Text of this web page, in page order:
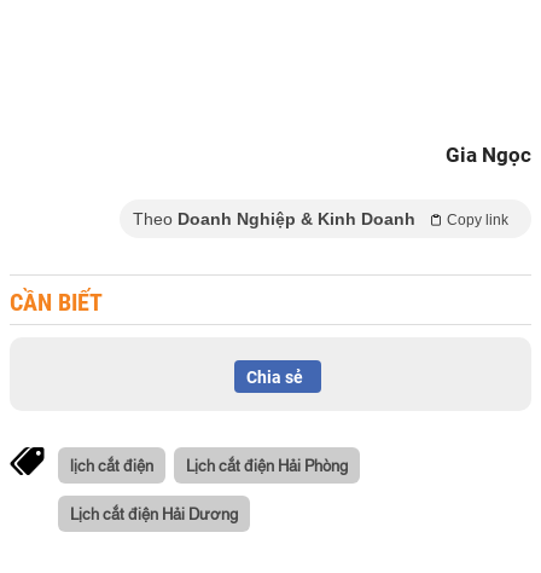
Gia Ngọc
Theo Doanh Nghiệp & Kinh Doanh Copy link
CẦN BIẾT
Chia sẻ
lịch cắt điện Lịch cắt điện Hải Phòng
Lịch cắt điện Hải Dương